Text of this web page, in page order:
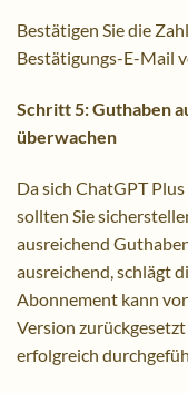
Bestätigen Sie die
Bestätigungs-E-Mail
Schritt 5: Guthaben
überwachen
Da sich ChatGPT
sollten Sie
ausreichend
ausreichend, schlägt
Abonnement kann
Version
erfolgreich